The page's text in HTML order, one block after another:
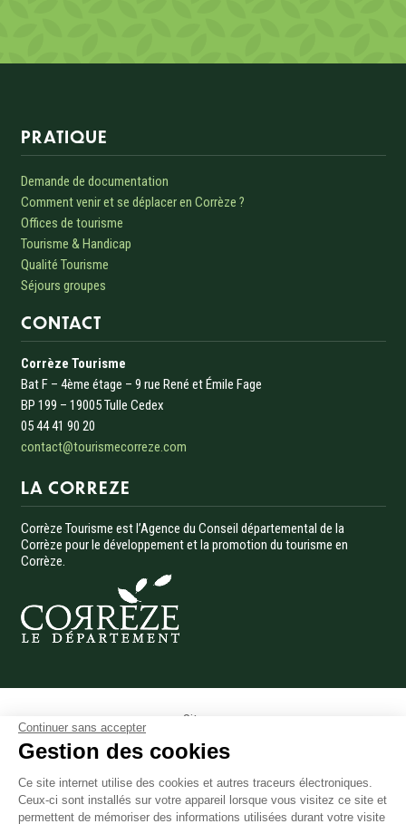
Continuer sans accepter
Gestion des cookies
Ce site internet utilise des cookies et autres traceurs électroniques.
Ceux-ci sont installés sur votre appareil lorsque vous visitez ce site et
permettent de mémoriser des informations utilisées durant votre visite
PRATIQUE
Demande de documentation
Comment venir et se déplacer en Corrèze ?
Offices de tourisme
Tourisme & Handicap
Qualité Tourisme
Séjours groupes
CONTACT
Corrèze Tourisme
Bat F – 4ème étage – 9 rue René et Émile Fage
BP 199 – 19005 Tulle Cedex
05 44 41 90 20
contact@tourismecorreze.com
LA CORREZE
Corrèze Tourisme est l’Agence du Conseil départemental de la
Corrèze pour le développement et la promotion du tourisme en
Corrèze.
Site pro
Presse
Données personnelles
Gestion des cookies